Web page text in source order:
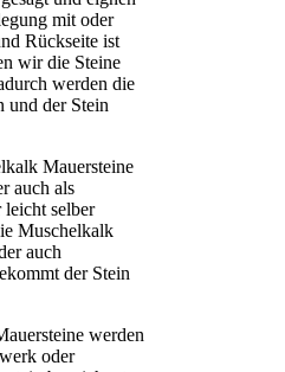
mit oder
Rückseite ist
wir die Steine
werden die
und der Stein
Mauersteine
auch als
leicht selber
Muschelkalk
auch
der Stein
werden
oder